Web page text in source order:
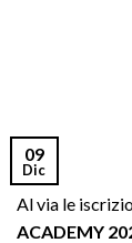
09
Dic
Al via le
ACADEMY